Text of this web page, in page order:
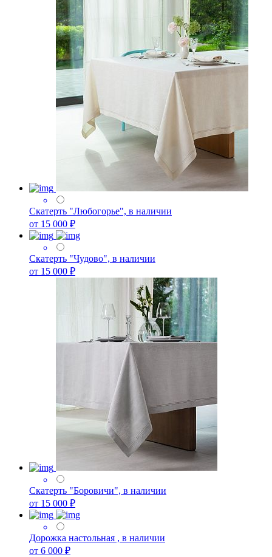
Скатерть "Любогорье", в наличии
от 15 000 ₽
Скатерть "Чудово", в наличии
от 15 000 ₽
Скатерть "Боровичи", в наличии
от 15 000 ₽
Дорожка настольная , в наличии
от 6 000 ₽